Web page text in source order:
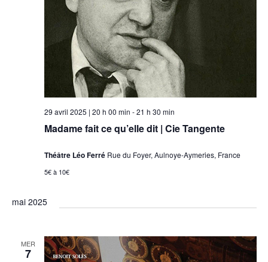
Madame fait ce qu’elle dit | Cie Tangente
29 avril 2025 | 20 h 00 min -21 h 30 min
Théâtre Léo Ferré Rue du Foyer, Aulnoye-Aymeries, France
5€ à 10€
mai 2025
MER
7